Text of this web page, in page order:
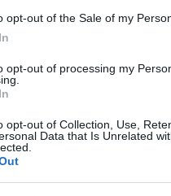
opt-out of the Sale of my
opt-out of processing my
opt-out of Collection, Use,
Data that Is Unrelated
siguran je li u
“
dodajući kako